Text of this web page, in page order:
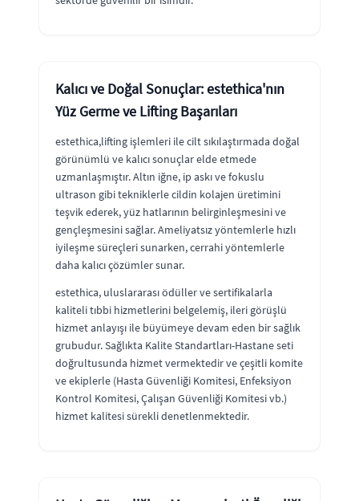
Kalıcı ve Doğal Sonuçlar: estethica'nın
Yüz Germe ve Lifting Başarıları
estethica,lifting işlemleri ile cilt sıkılaştırmada doğal
görünümlü ve kalıcı sonuçlar elde etmede
uzmanlaşmıştır. Altın iğne, ip askı ve fokuslu
ultrason gibi tekniklerle cildin kolajen üretimini
teşvik ederek, yüz hatlarının belirginleşmesini ve
gençleşmesini sağlar. Ameliyatsız yöntemlerle hızlı
iyileşme süreçleri sunarken, cerrahi yöntemlerle
daha kalıcı çözümler sunar.
estethica, uluslararası ödüller ve sertifikalarla
kaliteli tıbbi hizmetlerini belgelemiş, ileri görüşlü
hizmet anlayışı ile büyümeye devam eden bir sağlık
grubudur. Sağlıkta Kalite Standartları-Hastane seti
doğrultusunda hizmet vermektedir ve çeşitli komite
ve ekiplerle (Hasta Güvenliği Komitesi, Enfeksiyon
Kontrol Komitesi, Çalışan Güvenliği Komitesi vb.)
hizmet kalitesi sürekli denetlenmektedir.